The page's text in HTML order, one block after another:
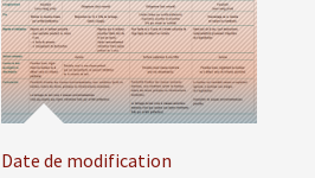
Date de modification